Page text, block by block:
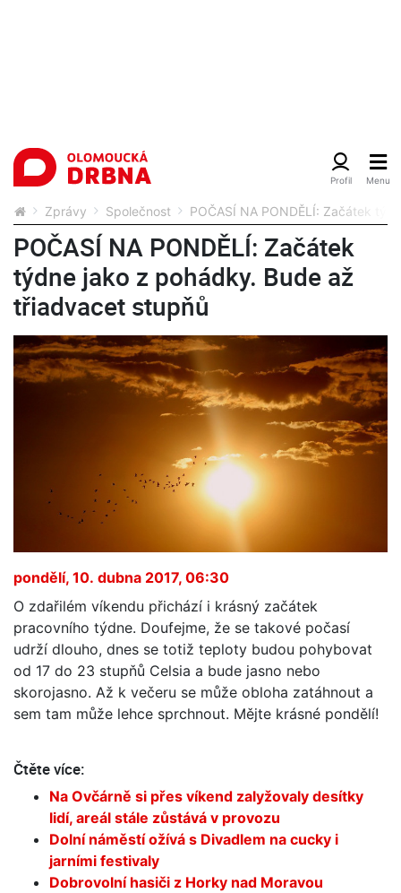
Zprávy Společnost POČASÍ NA PONDĚLÍ: Začátek
POČASÍ NA PONDĚLÍ: Začátek
týdne jako z pohádky. Bude až
třiadvacet stupňů
pondělí, 10. dubna 2017, 06:30
O zdařilém víkendu přichází i krásný začátek
pracovního týdne. Doufejme, že se takové počasí
udrží dlouho, dnes se totiž teploty budou pohybovat
od 17 do 23 stupňů Celsia a bude jasno nebo
skorojasno. Až k večeru se může obloha zatáhnout a
sem tam může lehce sprchnout. Mějte krásné pondělí!
Čtěte více:
Na Ovčárně si přes víkend zalyžovaly desítky
lidí, areál stále zůstává v provozu
Dolní náměstí ožívá s Divadlem na cucky i
jarními festivaly
Dobrovolní hasiči z Horky nad Moravou